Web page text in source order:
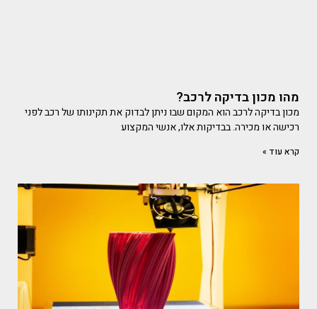
מהו מכון בדיקה לרכב?
מכון בדיקה לרכב הוא המקום שבו ניתן לבדוק את תקינותו של רכב לפני
רכישה או מכירה. בבדיקות אלו, אנשי המקצוע
קרא עוד »